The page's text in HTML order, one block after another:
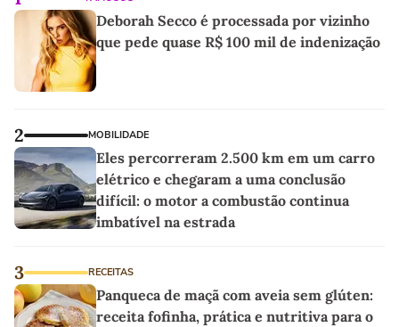
Deborah Secco é processada por vizinho
que pede quase R$ 100 mil de indenização
2 MOBILIDADE
Eles percorreram 2.500 km em um carro
elétrico e chegaram a uma conclusão
difícil: o motor a combustão continua
imbatível na estrada
3 RECEITAS
Panqueca de maçã com aveia sem glúten:
receita fofinha, prática e nutritiva para o